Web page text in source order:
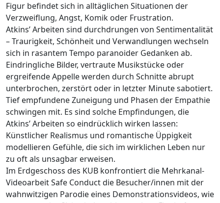
Figur befindet sich in alltäglichen Situationen der
Verzweiflung, Angst, Komik oder Frustration.
Atkins’ Arbeiten sind durchdrungen von Sentimentalität
– Traurigkeit, Schönheit und Verwandlungen wechseln
sich in rasantem Tempo paranoider Gedanken ab.
Eindringliche Bilder, vertraute Musikstücke oder
ergreifende Appelle werden durch Schnitte abrupt
unterbrochen, zerstört oder in letzter Minute sabotiert.
Tief empfundene Zuneigung und Phasen der Empathie
schwingen mit. Es sind solche Empfindungen, die
Atkins’ Arbeiten so eindrücklich wirken lassen:
Künstlicher Realismus und romantische Üppigkeit
modellieren Gefühle, die sich im wirklichen Leben nur
zu oft als unsagbar erweisen.
Im Erdgeschoss des KUB konfrontiert die Mehrkanal-
Videoarbeit Safe Conduct die Besucher/innen mit der
wahnwitzigen Parodie eines Demonstrationsvideos, wie